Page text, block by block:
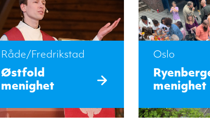
Råde/Fredrikstad
Østfold
menighet
Oslo
menighet